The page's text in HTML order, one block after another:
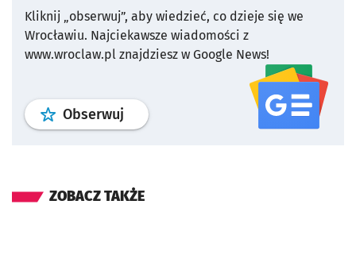
Kliknij „obserwuj”, aby wiedzieć, co dzieje się we
Wrocławiu. Najciekawsze wiadomości z
www.wroclaw.pl znajdziesz w Google News!
Obserwuj profil serwisu
ZOBACZ TAKŻE